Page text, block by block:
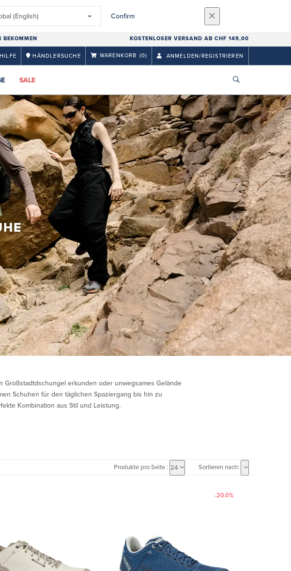
(English) Confirm
BEKOMMEN KOSTENLOSER VERSAND AB CHF 149,00
HILFE HÄNDLERSUCHE WARENKORB (0) ANMELDEN/REGISTRIEREN
SALE
Großstadtdschungel erkunden oder unwegsames Gelände
Schuhen für den täglichen Spaziergang bis hin zu
Kombination aus Stil und Leistung.
Produkte pro Seite : 24 Sortieren nach:
-20.0%